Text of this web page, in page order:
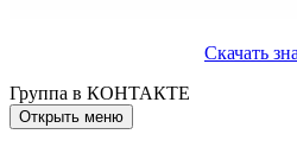
Скачать
Группа в КОНТАКТЕ
Открыть меню